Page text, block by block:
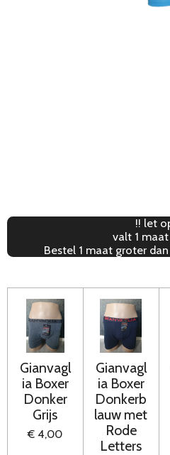
!! let
valt 1
Bestel 1 maat groter
Gianvagl
ia Boxer
Donker
Grijs
€ 4,00
Gianvagl
ia Boxer
Donkerb
lauw met
Rode
Letters